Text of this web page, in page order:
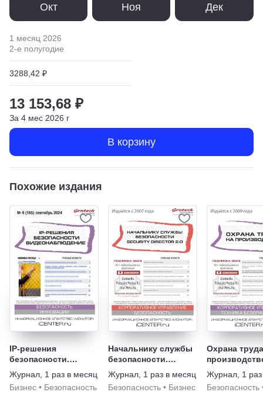
Окт Ноя Дек
1 месяц 2026
2-е полугодие
3288,42 ₽
13 153,68 ₽
За 4 мес 2026 г
В корзину
Похожие издания
IP-решения
безопасности.
Видеонаблюдение
Журнал 1 раз в месяц
Бизнес • Безопасность
Начальнику службы
безопасности.
Security Director
Журнал 1 раз в месяц
Безопасность • Бизнес
Охрана
Журнал 1
Безопасность